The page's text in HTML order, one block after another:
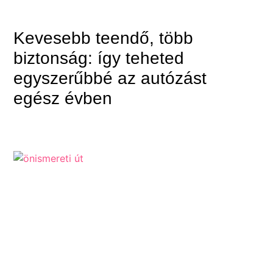
Kevesebb teendő, több
biztonság: így teheted
egyszerűbbé az autózást
egész évben